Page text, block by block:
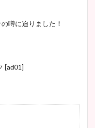
噂に迫りました！
[ad01]